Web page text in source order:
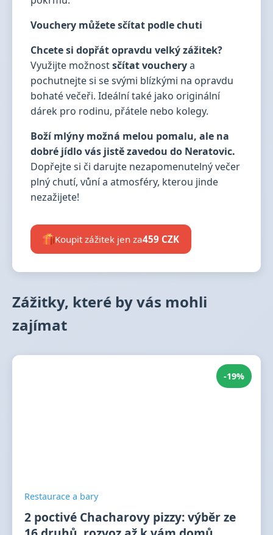
Vouchery můžete sčítat podle chuti
Chcete si dopřát opravdu velký zážitek?
Využijte možnostsčítat voucherya
pochutnejte si se svými blízkými na opravdu
bohaté večeři. Ideální také jako originální
dárek pro rodinu, přátele nebo kolegy.
Boží mlýny možná melou pomalu, ale na
dobré jídlo vás jistě zavedou do Neratovic.
Dopřejte si či darujte nezapomenutelný večer
plný chutí, vůní a atmosféry, kterou jinde
nezažijete!
Koupit zážitek jen za459 CZK
Zážitky, které by vás mohli
zajímat
-19%
Restaurace a bary
2 poctivé Chacharovy pizzy: výběr ze